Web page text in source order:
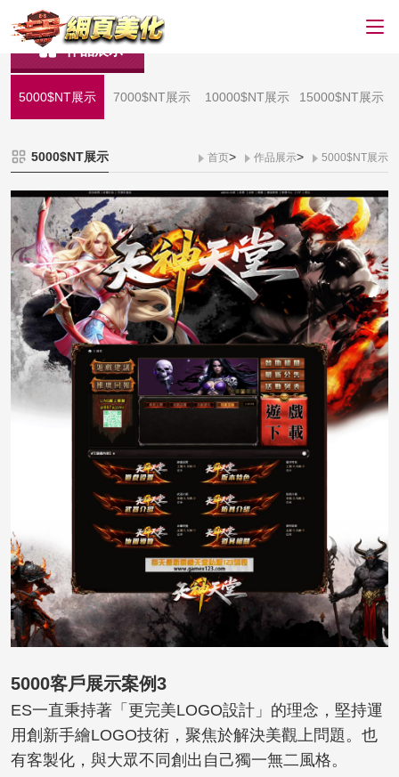
作品展示
5000$NT展示 7000$NT展示 10000$NT展示 15000$NT展示
5000$NT展示 首页> 作品展示> 5000$NT展示
5000客戶展示案例3
ES一直秉持著「更完美LOGO設計」的理念，堅持運
用創新手繪LOGO技術，聚焦於解決美觀上問題。也
有客製化，與大眾不同創出自己獨一無二風格。